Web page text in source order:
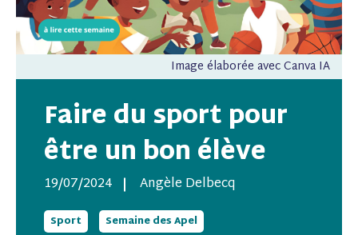
Image élaborée avec Canva IA
Faire du sport pour
être un bon élève
19/07/2024 Angèle Delbecq
Sport Semaine des Apel